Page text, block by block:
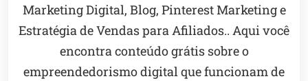
Marketing Digital, Blog, Pinterest Marketing e
Estratégia de Vendas para Afiliados.. Aqui você
encontra conteúdo grátis sobre o
empreendedorismo digital que funcionam de